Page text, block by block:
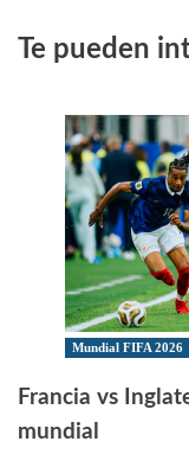
Te pueden
Mundial FIFA 2026
Francia vs
mundial